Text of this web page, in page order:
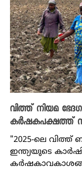
വിത്ത് നിയമ
കർഷകപക്ഷത്ത്
"2025-ലെ
ഇന്ത്യയുടെ